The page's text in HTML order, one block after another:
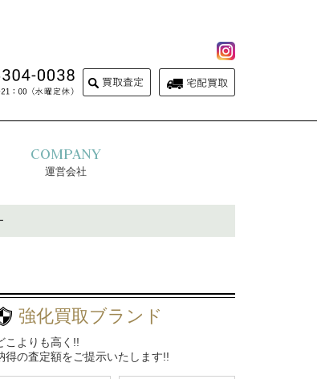
COMPANY
運営会社
強化買取ブランド
こよりも高く!!
得の査定額をご提示いたします!!